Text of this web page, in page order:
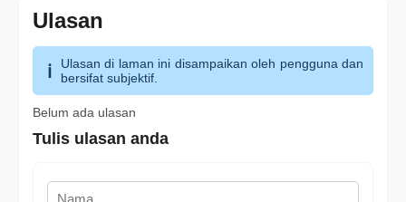
Ulasan
Ulasan di laman ini disampaikan oleh pengguna dan
bersifat subjektif.
Belum ada ulasan
Tulis ulasan anda